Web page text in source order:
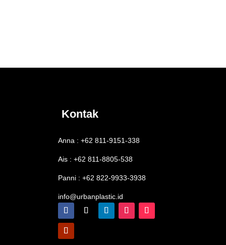
Kontak
Anna : +62 811-9151-338
Ais : +62 811-8805-538
Panni : +62 822-9933-3938
info@urbanplastic.id